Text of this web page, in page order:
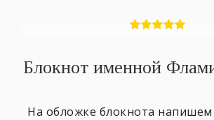
Блокнот именной
На обложке блокнота